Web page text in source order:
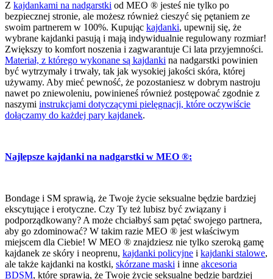
Z kajdankami na nadgarstki od MEO ® jesteś nie tylko po
bezpiecznej stronie, ale możesz również cieszyć się pętaniem ze
swoim partnerem w 100%. Kupując kajdanki, upewnij się, że
wybrane kajdanki pasują i mają indywidualnie regulowany rozmiar!
Zwiększy to komfort noszenia i zagwarantuje Ci lata przyjemności.
Materiał, z którego wykonane są kajdanki na nadgarstki powinien
być wytrzymały i trwały, tak jak wysokiej jakości skóra, której
używamy. Aby mieć pewność, że pozostaniesz w dobrym nastroju
nawet po zniewoleniu, powinieneś również postępować zgodnie z
naszymi instrukcjami dotyczącymi pielęgnacji, które oczywiście
dołączamy do każdej pary kajdanek.
Najlepsze kajdanki na nadgarstki w MEO ®:
Bondage i SM sprawią, że Twoje życie seksualne będzie bardziej
ekscytujące i erotyczne. Czy Ty też lubisz być związany i
podporządkowany? A może chciałbyś sam pętać swojego partnera,
aby go zdominować? W takim razie MEO ® jest właściwym
miejscem dla Ciebie! W MEO ® znajdziesz nie tylko szeroką gamę
kajdanek ze skóry i neoprenu, kajdanki policyjne i kajdanki stalowe,
ale także kajdanki na kostki, skórzane maski i inne akcesoria
BDSM, które sprawią, że Twoje życie seksualne będzie bardziej